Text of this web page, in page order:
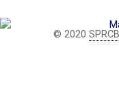
© 2020